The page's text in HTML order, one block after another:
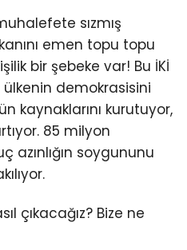
sızmış
emen topu topu
bir şebeke var! Bu İKİ
demokrasisini
kaynaklarını kurutuyor,
85 milyon
azınlığın soygununu
çıkacağız? Bize ne